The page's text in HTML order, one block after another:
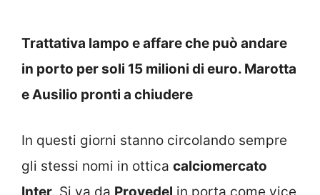
Trattativa lampo e affare che può andare
in porto per soli 15 milioni di euro. Marotta
e Ausilio pronti a chiudere
In questi giorni stanno circolando sempre
gli stessi nomi in ottica calciomercato